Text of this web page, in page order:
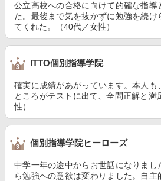
公立高校への合格に向けて的確な指導
た。最後まで気を抜かずに勉強を続け
てくれた。（40代／女性）
ITTO個別指導学院
確実に成績があがっています。本人も
ところがテストに出て、全問正解と満
性）
個別指導学院ヒーローズ
中学一年の途中からお世話になりまし
ら勉強への意欲は変わりました。自